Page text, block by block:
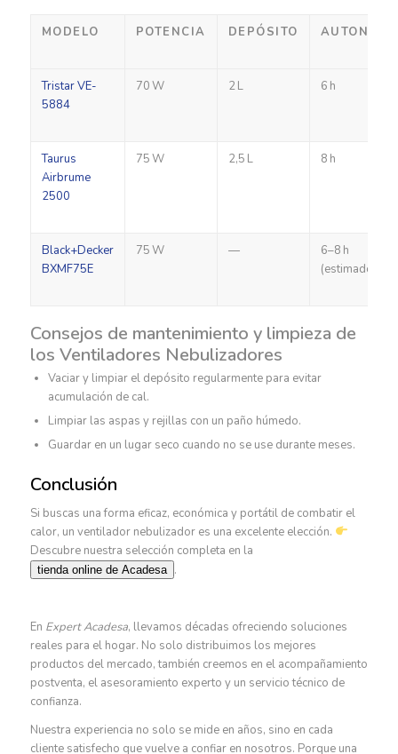
MODELO POTENCIA DEPÓSITO
Tristar VE-
5884
70 W 2 L 6 h
Taurus
Airbrume
2500
75 W 2,5 L 8 h
Black+Decker
BXMF75E
75 W —
6–8 h
(estimado)
Consejos de mantenimiento y limpieza de
los Ventiladores Nebulizadores
Vaciar y limpiar el depósito regularmente para evitar
acumulación de cal.
Limpiar las aspas y rejillas con un paño húmedo.
Guardar en un lugar seco cuando no se use durante meses.
Conclusión
Si buscas una forma eficaz, económica y portátil de combatir el
calor, un ventilador nebulizador es una excelente elección.
Descubre nuestra selección completa en la
tienda online de Acadesa .
En Expert Acadesa, llevamos décadas ofreciendo soluciones
reales para el hogar. No solo distribuimos los mejores
productos del mercado, también creemos en el acompañamiento
postventa, el asesoramiento experto y un servicio técnico de
confianza.
Nuestra experiencia no solo se mide en años, sino en cada
cliente satisfecho que vuelve a confiar en nosotros. Porque una